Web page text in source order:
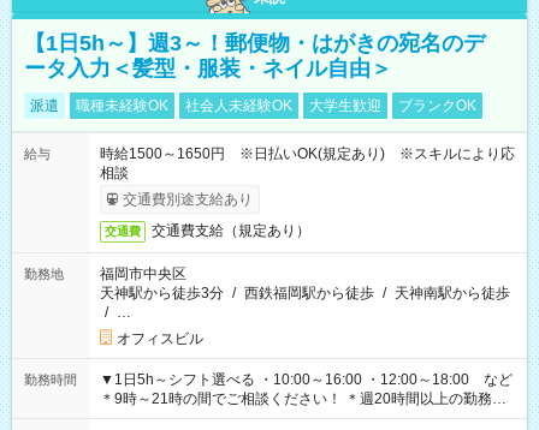
【1日5h～】週3～！郵便物・はがきの宛名のデ
ータ入力＜髪型・服装・ネイル自由＞
派遣 職種未経験OK 社会人未経験OK 大学生歓迎 ブランクOK
給与
時給1500～1650円 ※日払いOK(規定あり) ※スキルにより応
相談
交通費別途支給あり
交通費 交通費支給（規定あり）
勤務地
福岡市中央区
天神駅から徒歩3分 / 西鉄福岡駅から徒歩 / 天神南駅から徒歩
/ …
オフィスビル
勤務時間
▼1日5h～シフト選べる ・10:00～16:00 ・12:00～18:00 など
＊9時～21時の間でご相談ください！ ＊週20時間以上の勤務を
お願いします